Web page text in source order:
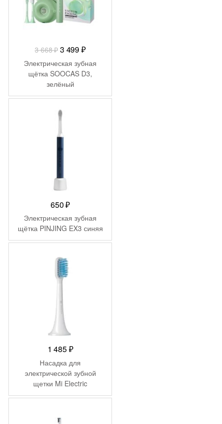
3 668₽ Первоначальная
цена
составляла
3
668 ₽.
3 499₽Текущая
цена:
3
Электрическая зубная
щётка SOOCAS D3,
зелёный
650₽
Электрическая зубная
щётка PINJING EX3 синяя
1 485₽
Насадка для
электрической зубной
щетки Mi Electric
Toothbrush (3-pack, Gum